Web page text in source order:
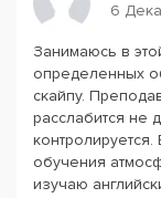
6
Занимаюсь в
определенных
скайпу.
расслабится не
обучения
изучаю